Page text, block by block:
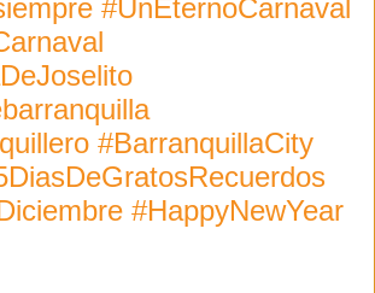
#UnEternoCarnaval
#BarranquillaCity
#HappyNewYear